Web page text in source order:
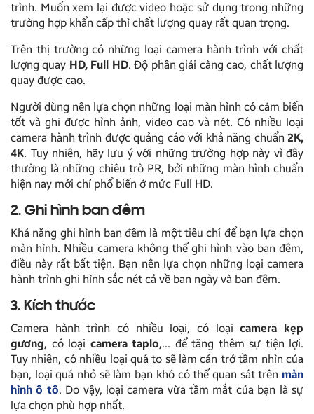
trình. Muốn xem lại được video hoặc sử dụng trong những
trường hợp khẩn cấp thì chất lượng quay rất quan trọng.
Trên thị trường có những loại camera hành trình với chất
lượng quay HD, Full HD. Độ phân giải càng cao, chất lượng
quay được cao.
Người dùng nên lựa chọn những loại màn hình có cảm biến
tốt và ghi được hình ảnh, video cao và nét. Có nhiều loại
camera hành trình được quảng cáo với khả năng chuẩn2K,
4K. Tuy nhiên, hãy lưu ý với những trường hợp này vì đây
thường là những chiêu trò PR, bởi những màn hình chuẩn
hiện nay mới chỉ phổ biến ở mức Full HD.
2. Ghi hình ban đêm
Khả năng ghi hình ban đêm là một tiêu chí để bạn lựa chọn
màn hình. Nhiều camera không thể ghi hình vào ban đêm,
điều này rất bất tiện. Bạn nên lựa chọn những loại camera
hành trình ghi hình sắc nét cả về ban ngày và ban đêm.
3. Kích thước
Camera hành trình có nhiều loại, có loạicamera kẹp
gương, có loại camera taplo,… để tăng thêm sự tiện lợi.
Tuy nhiên, có nhiều loại quá to sẽ làm cản trở tầm nhìn của
bạn, loại quá nhỏ sẽ làm bạn khó có thể quan sát trên màn
hình ô tô. Do vậy, loại camera vừa tầm mắt của bạn là sự
lựa chọn phù hợp nhất.